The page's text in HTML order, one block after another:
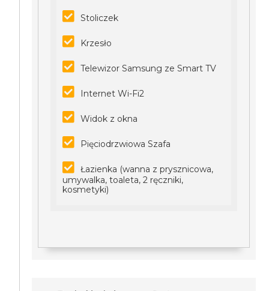
Stoliczek
Krzesło
Telewizor Samsung ze Smart TV
Internet Wi-Fi2
Widok z okna
Pięciodrzwiowa Szafa
Łazienka (wanna z prysznicowa,
umywalka, toaleta, 2 ręczniki,
kosmetyki)